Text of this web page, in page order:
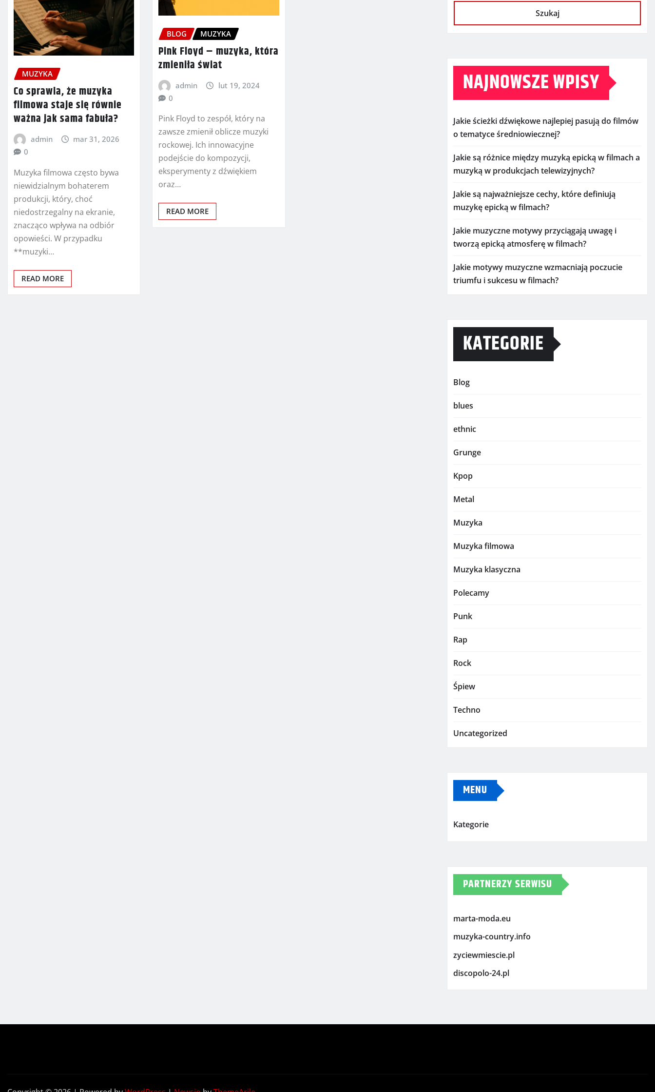
MUZYKA
Co sprawia, że muzyka
filmowa staje się równie
ważna jak sama fabuła?
admin
mar 31, 2026
0
Muzyka filmowa często bywa
niewidzialnym bohaterem
produkcji, który, choć
niedostrzegalny na ekranie,
znacząco wpływa na odbiór
opowieści. W przypadku
**muzyki…
READ MORE
BLOG MUZYKA
Pink Floyd – muzyka, która
zmieniła świat
admin
lut 19, 2024
0
Pink Floyd to zespół, który na
zawsze zmienił oblicze muzyki
rockowej. Ich innowacyjne
podejście do kompozycji,
eksperymenty z dźwiękiem
oraz…
READ MORE
Szukaj
NAJNOWSZE WPISY
Jakie ścieżki dźwiękowe najlepiej pasują do filmów
o tematyce średniowiecznej?
Jakie są różnice między muzyką epicką w filmach a
muzyką w produkcjach telewizyjnych?
Jakie są najważniejsze cechy, które definiują
muzykę epicką w filmach?
Jakie muzyczne motywy przyciągają uwagę i
tworzą epicką atmosferę w filmach?
Jakie motywy muzyczne wzmacniają poczucie
triumfu i sukcesu w filmach?
KATEGORIE
Blog
blues
ethnic
Grunge
Kpop
Metal
Muzyka
Muzyka filmowa
Muzyka klasyczna
Polecamy
Punk
Rap
Rock
Śpiew
Techno
Uncategorized
MENU
Kategorie
PARTNERZY SERWISU
marta-moda.eu
muzyka-country.info
zyciewmiescie.pl
discopolo-24.pl